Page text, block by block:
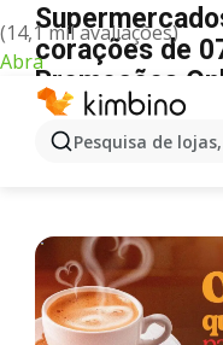
(14,1 mil avaliações)
Abra
Pesquisa de
corações de
Promoções